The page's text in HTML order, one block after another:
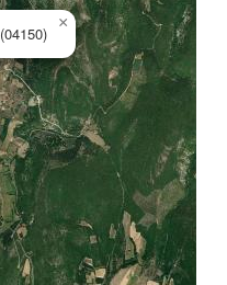
(04150)
×